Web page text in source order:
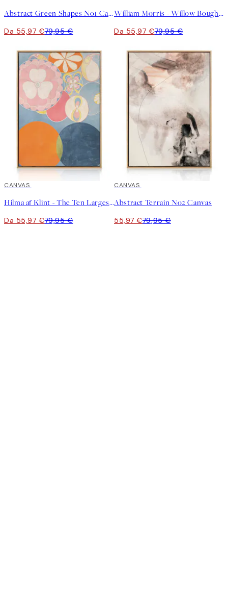
Abstract Green Shapes No1 Canvas
Da 55,97 €79,95 €
William Morris - Willow Bough Canvas
Da 55,97 €79,95 €
30%*
CANVAS
Hilma af Klint - The Ten Largest, Childhood, No. 2
Da 55,97 €79,95 €
30%*
CANVAS
Abstract Terrain No2 Canvas
55,97 €79,95 €